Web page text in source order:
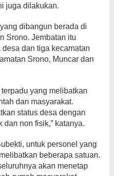
juga dilakukan.
dibangun berada di
Srono. Jembatan itu
dan tiga kecamatan
Srono, Muncar dan
yang melibatkan
dan masyarakat.
status desa dengan
non fisik,” katanya.
untuk personel yang
beberapa satuan.
akan menetap